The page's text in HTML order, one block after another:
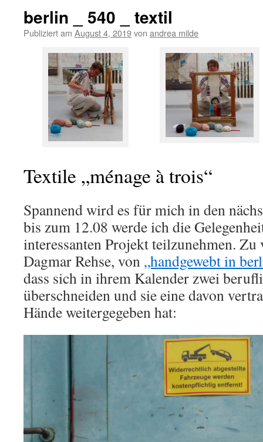
berlin _ 540 _ textil
Publiziert am August 4, 2019von andrea milde
Textile „ménage à trois“
Spannend wird es für mich in den
bis zum 12.08 werde ich die
interessanten Projekt teilzunehmen. Zu
Dagmar Rehse, von „handgewebt in
dass sich in ihrem Kalender zwei
überschneiden und sie eine davon
Hände weitergegeben hat: